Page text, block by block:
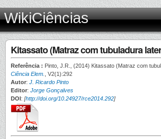
WikiCiências
Kitassato (Matraz com tubuladura
Referência : Pinto, J.R., (2014) Kitassato (Matraz com
Ciência Elem.
, V2(1):292
Autor: J. Ricardo Pinto
Editor: Jorge Gonçalves
DOI: [http://doi.org/10.24927/rce2014.292]